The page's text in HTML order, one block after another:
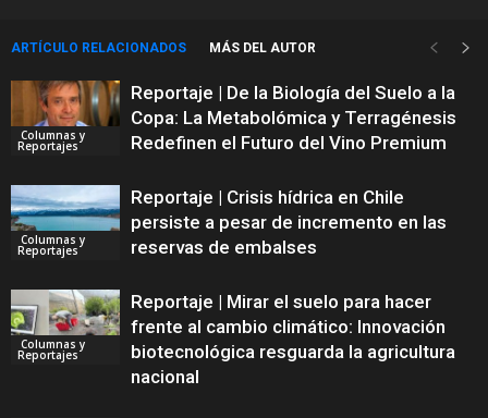
ARTÍCULO RELACIONADOS MÁS DEL AUTOR
Columnas y
Reportajes
Reportaje | De la Biología del Suelo a la
Copa: La Metabolómica y Terragénesis
Redefinen el Futuro del Vino Premium
Columnas y
Reportajes
Reportaje | Crisis hídrica en Chile
persiste a pesar de incremento en las
reservas de embalses
Columnas y
Reportajes
Reportaje | Mirar el suelo para hacer
frente al cambio climático: Innovación
biotecnológica resguarda la agricultura
nacional